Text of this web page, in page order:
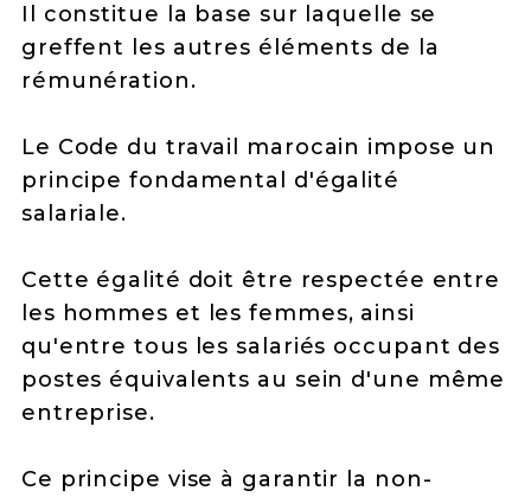
Il constitue la base sur laquelle se
greffent les autres éléments de la
rémunération.
Le Code du travail marocain impose un
principe fondamental d'égalité
salariale.
Cette égalité doit être respectée entre
les hommes et les femmes, ainsi
qu'entre tous les salariés occupant des
postes équivalents au sein d'une même
entreprise.
Ce principe vise à garantir la non-